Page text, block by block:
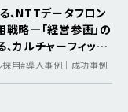
、NTTデータフロン
戦略―「経営参画」の
カルチャーフィット
採用#導入事例｜成功事例